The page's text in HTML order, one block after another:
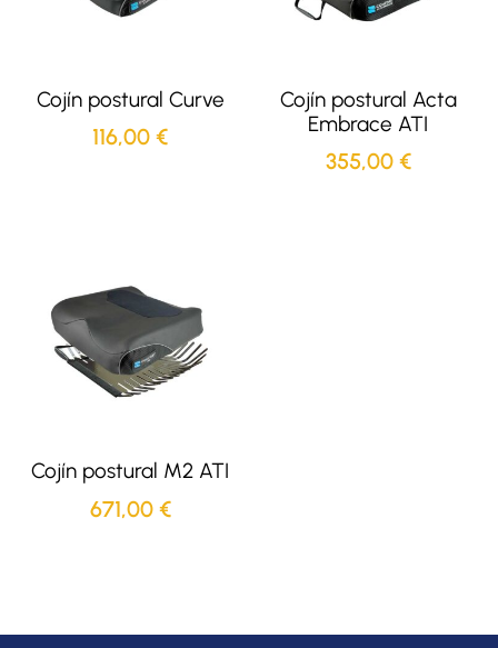
Cojín postural Curve
116,00 €
Cojín postural Acta
Embrace ATI
355,00 €
Cojín postural M2 ATI
671,00 €